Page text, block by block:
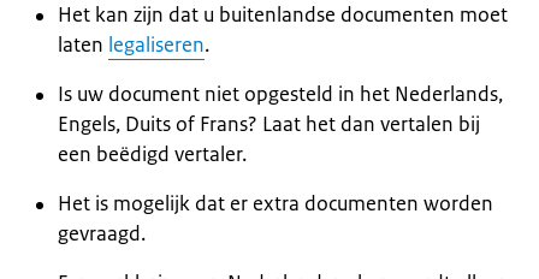
Het kan zijn dat u buitenlandse documenten moet
laten legaliseren.
Is uw document niet opgesteld in het Nederlands,
Engels, Duits of Frans? Laat het dan vertalen bij
een beëdigd vertaler.
Het is mogelijk dat er extra documenten worden
gevraagd.